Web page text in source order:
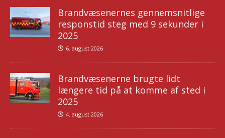
Brandvæsenernes gennemsnitlige
responstid steg med 9 sekunder i
2025
6. august 2026
Brandvæsenerne brugte lidt
længere tid på at komme af sted i
2025
4. august 2026